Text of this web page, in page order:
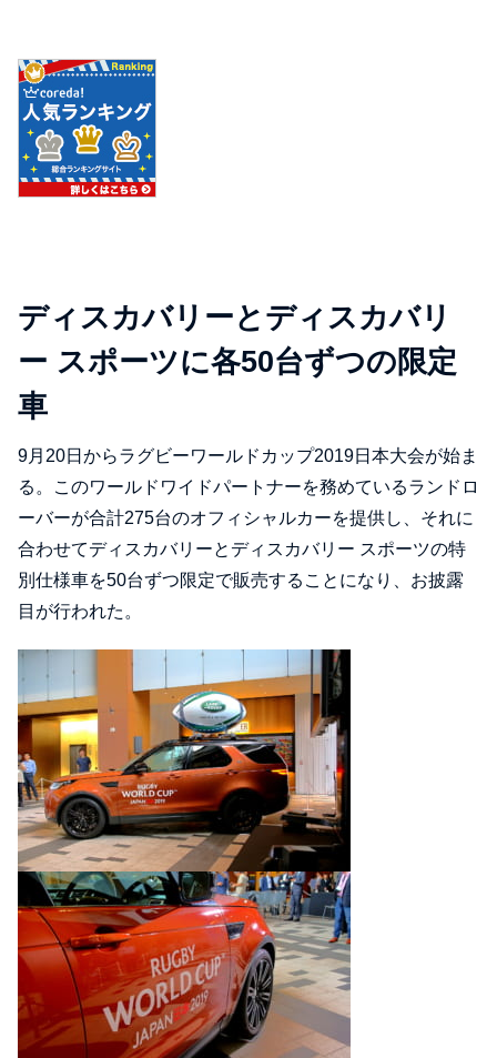
ディスカバリーとディスカバリ
ー スポーツに各50台ずつの限定
車
9月20日からラグビーワールドカップ2019日本大会が始ま
る。このワールドワイドパートナーを務めているランドロ
ーバーが合計275台のオフィシャルカーを提供し、それに
合わせてディスカバリーとディスカバリー スポーツの特
別仕様車を50台ずつ限定で販売することになり、お披露
目が行われた。